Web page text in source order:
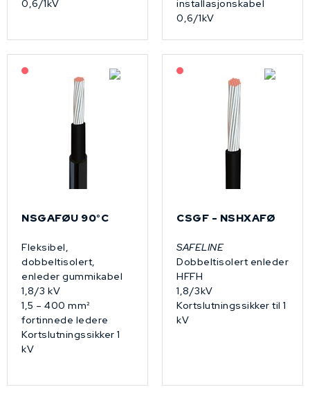
0,6/1kV
installasjonskabel
0,6/1kV
NSGAFØU 90°C
Fleksibel,
dobbeltisolert,
enleder gummikabel
1,8/3 kV
1,5 – 400 mm²
fortinnede ledere
Kortslutningssikker 1
kV
CSGF - NSHXAFØ
SAFELINE
Dobbeltisolert enleder
HFFH
1,8/3kV
Kortslutningssikker til 1
kV